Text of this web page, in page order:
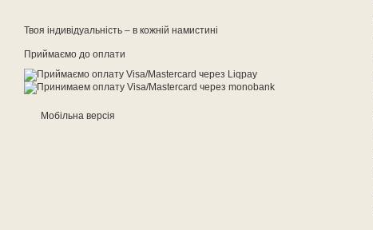
Твоя індивідуальність – в кожній намистині
Приймаємо до оплати
Мобільна версія